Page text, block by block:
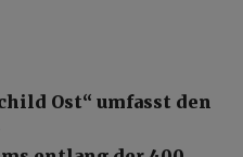
Ost“ umfasst den